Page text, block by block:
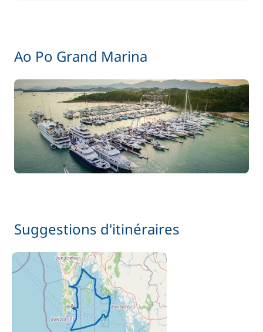
Wifi
Ao Po Grand Marina
Suggestions d'itinéraires